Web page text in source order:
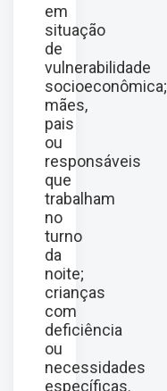
em
situação
de
vulnerabilidade
socioeconômica;
mães,
pais
ou
responsáveis
que
trabalham
no
turno
da
noite;
crianças
com
deficiência
ou
necessidades
específicas.